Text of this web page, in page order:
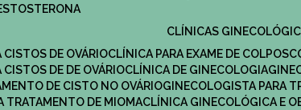
CLÍNICAS
CISTOS DE OVÁRIO
CLÍNICA PARA EXAME DE
CISTOS DE DE OVÁRIO
CLÍNICA DE GINECOLOGIA
DE CISTO NO OVÁRIO
GINECOLOGISTA PARA
TRATAMENTO DE MIOMA
CLÍNICA GINECOLÓGICA E